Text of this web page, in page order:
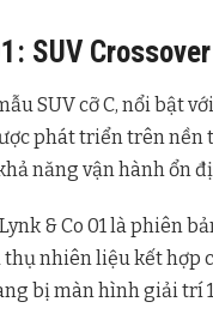
SUV
SUV cỡ C, nổi
phát triển trên nền
năng vận hành ổn
& Co 01 là phiên
thụ nhiên liệu kết hợp
bị màn hình giải trí